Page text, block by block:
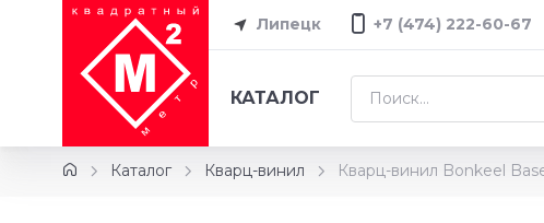
Липецк +7 (474) 222-60-67
КАТАЛОГ
Каталог Кварц-винил Кварц-винил Bonkeel